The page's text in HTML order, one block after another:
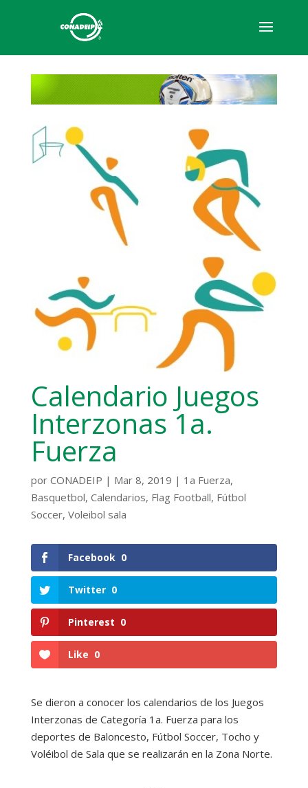
Calendario Juegos
Interzonas 1a.
Fuerza
por CONADEIP | Mar 8, 2019 | 1a Fuerza,
Basquetbol, Calendarios, Flag Football, Fútbol
Soccer, Voleibol sala
Facebook 0
Twitter 0
Pinterest 0
Like 0
Se dieron a conocer los calendarios de los Juegos
Interzonas de Categoría 1a. Fuerza para los
deportes de Baloncesto, Fútbol Soccer, Tocho y
Voléibol de Sala que se realizarán en la Zona Norte.